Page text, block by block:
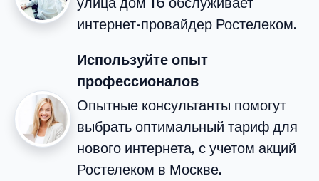
интернет-провайдер Ростелеком.
Используйте опыт
профессионалов
Опытные консультанты помогут
выбрать оптимальный тариф для
нового интернета, с учетом акций
Ростелеком в Москве.